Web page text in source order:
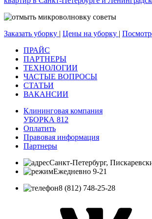
Заказать уборку | Цены на уборку |
ПРАЙС
ПАРТНЕРЫ
ТЕХНОЛОГИИ
ЧАСТЫЕ ВОПРОСЫ
СТАТЬИ
ВАКАНСИИ
Клининговая компания
УБОРКА 812
Оплатить
Правовая информация
Партнеры
Санкт-Петербург,
Ежедневно 9-21
8 (812) 748-25-28